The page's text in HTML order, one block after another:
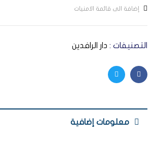
إضافة الى قائمة الامنيات
التصنيفات : دار الرافدين
Facebook
Twitter
معلومات إضافية